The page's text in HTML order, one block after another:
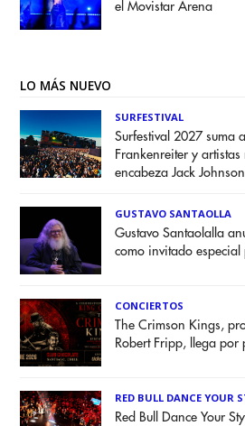
el Movistar Arena
LO MÁS NUEVO
SURFESTIVAL
Surfestival 2027 suma
Frankenreiter y
encabeza Jack Johnson
GUSTAVO SANTAOLLA
Gustavo Santaolalla
como invitado
CONCIERTOS
The Crimson Kings,
Robert Fripp, llega por
RED BULL DANCE YOUR
Red Bull Dance Your